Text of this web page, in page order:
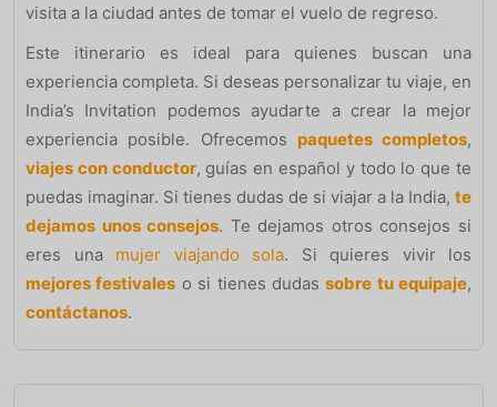
visita a la ciudad antes de tomar el vuelo de regreso.
Este itinerario es ideal para quienes buscan una
experiencia completa. Si deseas personalizar tu viaje, en
India’s Invitation podemos ayudarte a crear la mejor
experiencia posible. Ofrecemos paquetes completos,
viajes con conductor, guías en español y todo lo que te
puedas imaginar. Si tienes dudas de si viajar a la India, te
dejamos unos consejos. Te dejamos otros consejos si
eres una mujer viajando sola. Si quieres vivir los
mejores festivales o si tienes dudassobre tu equipaje,
contáctanos.